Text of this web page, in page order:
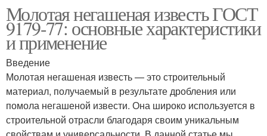
Молотая негашеная известь ГОСТ
9179-77: основные характеристики
и применение
Введение
Молотая негашеная известь — это строительный
материал, получаемый в результате дробления или
помола негашеной извести. Она широко используется в
строительной отрасли благодаря своим уникальным